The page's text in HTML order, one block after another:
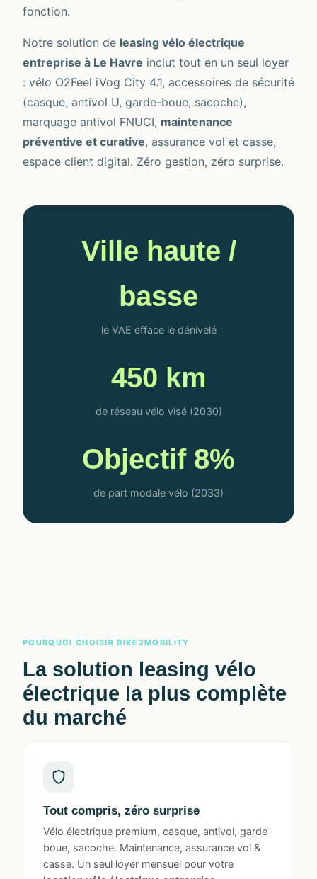
fonction.
Notre solution de leasing vélo électrique
entreprise à Le Havre inclut tout en un seul loyer
: vélo O2Feel iVog City 4.1, accessoires de sécurité
(casque, antivol U, garde-boue, sacoche),
marquage antivol FNUCI, maintenance
préventive et curative, assurance vol et casse,
espace client digital. Zéro gestion, zéro surprise.
Ville haute /
basse
le VAE efface le dénivelé
450 km
de réseau vélo visé (2030)
Objectif 8%
de part modale vélo (2033)
POURQUOI CHOISIR BIKE2MOBILITY
La solution leasing vélo
électrique la plus complète
du marché
Tout compris, zéro surprise
Vélo électrique premium, casque, antivol, garde-
boue, sacoche. Maintenance, assurance vol &
casse. Un seul loyer mensuel pour votre